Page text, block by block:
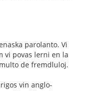
parolanto. Vi
vi povas lerni en la
de fremdluloj.
vin anglo-